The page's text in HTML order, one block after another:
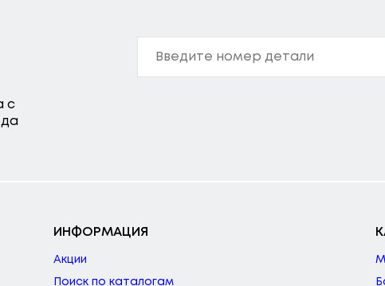
с
ИНФОРМАЦИЯ
Акции
Поиск по каталогам